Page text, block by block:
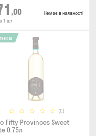
,00
1 шт
Немає в наявності
(0)
Fifty Provinces Sweet
0.75л